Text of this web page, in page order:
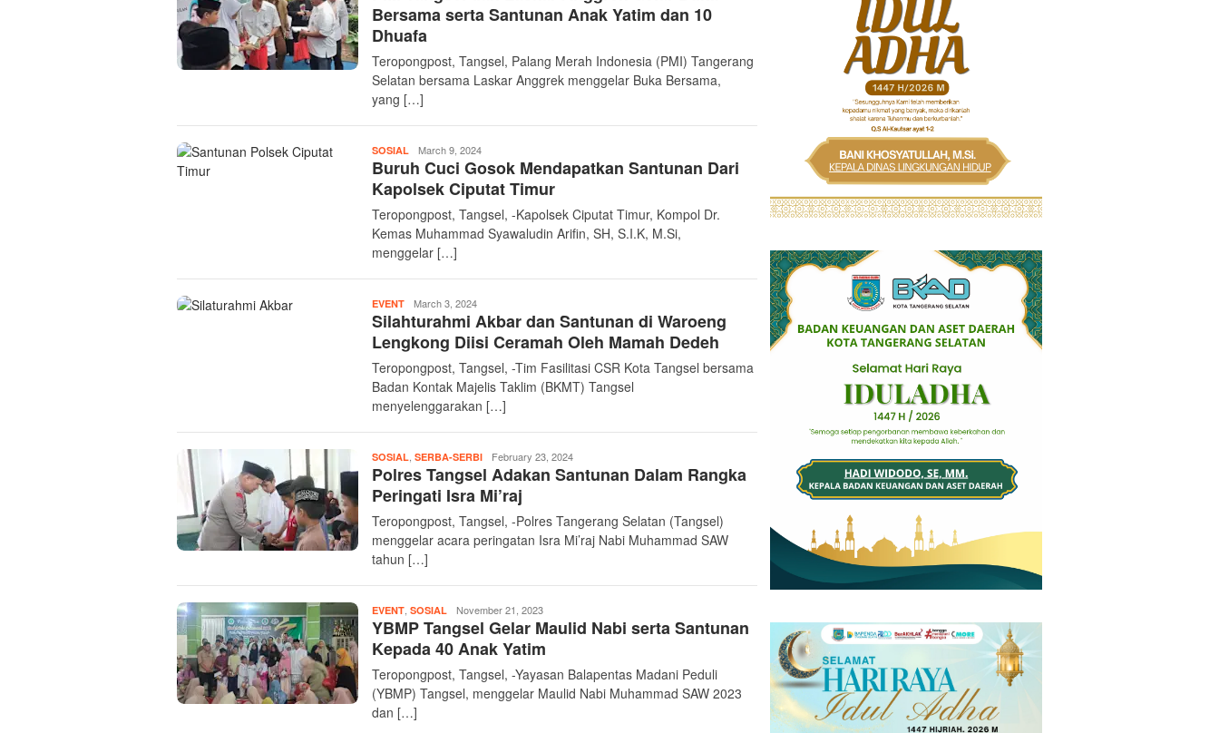
Bersama serta Santunan Anak Yatim dan 10
Dhuafa
Teropongpost, Tangsel, Palang Merah Indonesia (PMI) Tangerang
Selatan bersama Laskar Anggrek menggelar Buka Bersama,
yang […]
SOSIAL teropongpost
March 9, 2024
Buruh Cuci Gosok Mendapatkan Santunan Dari
Kapolsek Ciputat Timur
Teropongpost, Tangsel, -Kapolsek Ciputat Timur, Kompol Dr.
Kemas Muhammad Syawaludin Arifin, SH, S.I.K, M.Si,
menggelar […]
EVENT teropongpost
March 3, 2024
Silahturahmi Akbar dan Santunan di Waroeng
Lengkong Diisi Ceramah Oleh Mamah Dedeh
Teropongpost, Tangsel, -Tim Fasilitasi CSR Kota Tangsel bersama
Badan Kontak Majelis Taklim (BKMT) Tangsel
menyelenggarakan […]
SOSIAL SERBA-SERBI teropongpost
February 23, 2024
Polres Tangsel Adakan Santunan Dalam Rangka
Peringati Isra Mi’raj
Teropongpost, Tangsel, -Polres Tangerang Selatan (Tangsel)
menggelar acara peringatan Isra Mi’raj Nabi Muhammad SAW
tahun […]
EVENT SOSIAL teropongpost
November 21, 2023
YBMP Tangsel Gelar Maulid Nabi serta Santunan
Kepada 40 Anak Yatim
Teropongpost, Tangsel, -Yayasan Balapentas Madani Peduli
(YBMP) Tangsel, menggelar Maulid Nabi Muhammad SAW 2023
dan […]